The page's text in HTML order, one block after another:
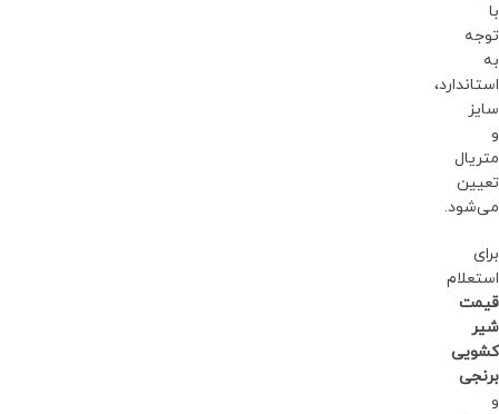
با
توجه
به
استاندارد،
سایز
و
متریال
تعیین
می‌شود.
برای
استعلام
قیمت
شیر
کشویی
برنجی
و